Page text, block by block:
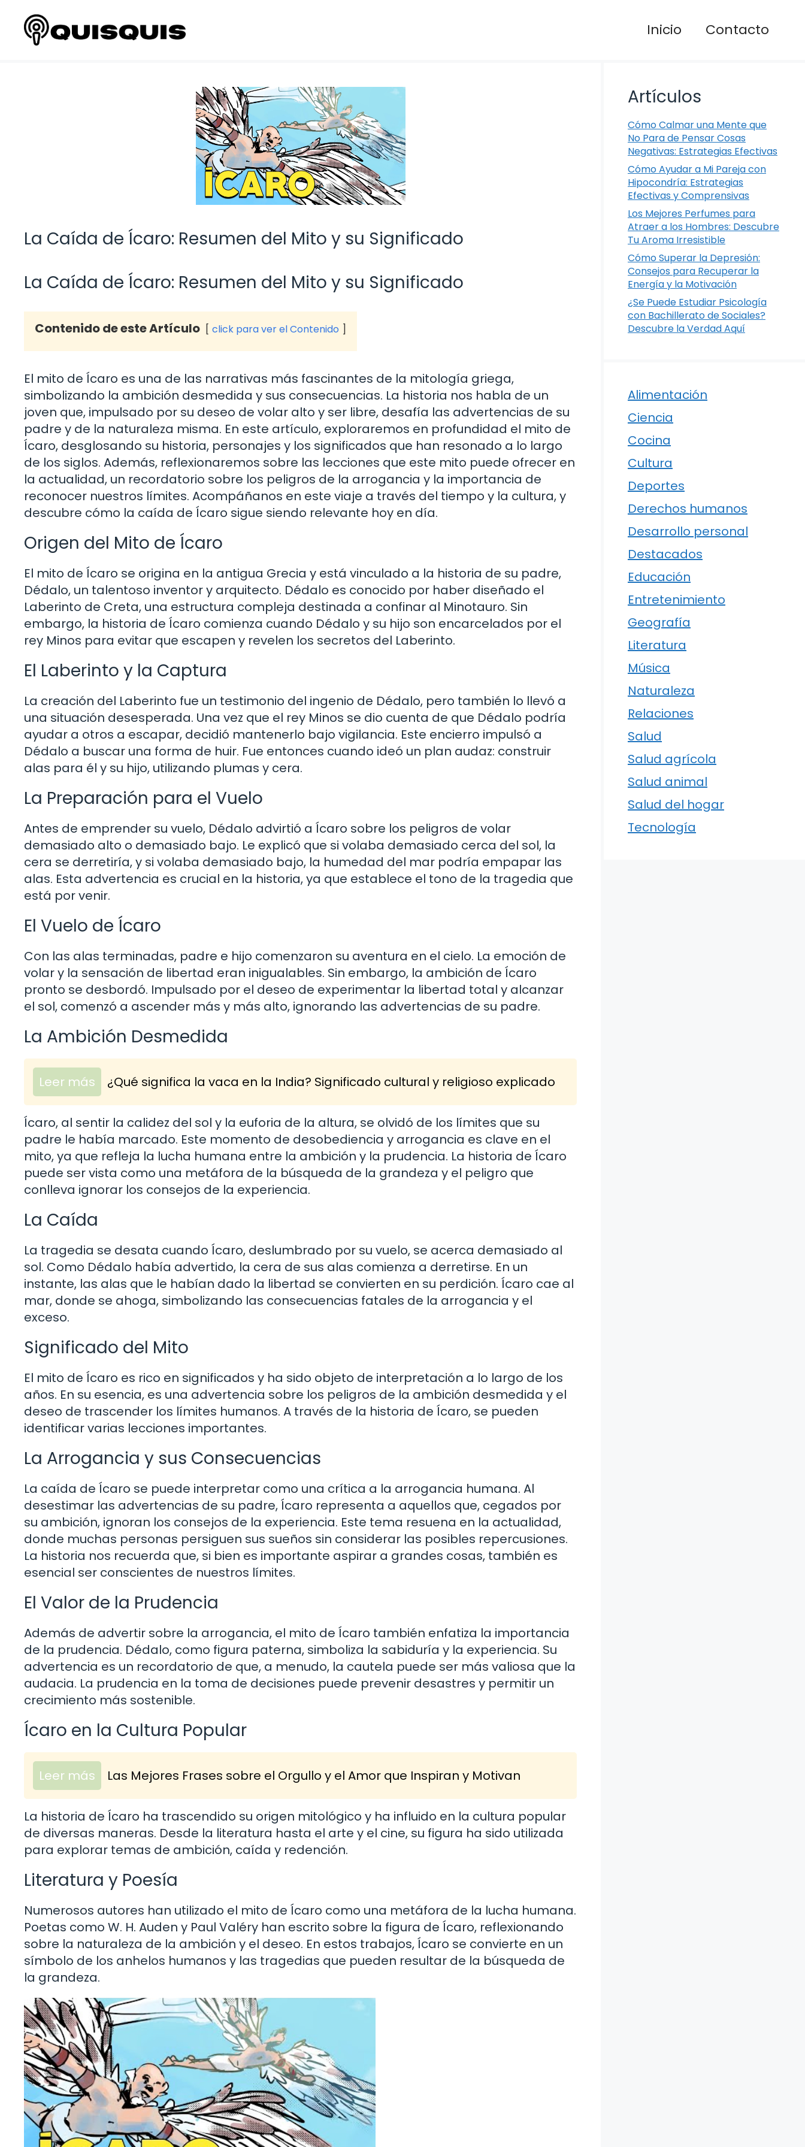
contenido
Inicio Contacto
La Caída de Ícaro: Resumen del Mito y su Significado
La Caída de Ícaro: Resumen del Mito y su Significado
Contenido de este Artículo click para ver el Contenido
El mito de Ícaro es una de las narrativas más fascinantes de la mitología griega,
simbolizando la ambición desmedida y sus consecuencias. La historia nos habla de un
joven que, impulsado por su deseo de volar alto y ser libre, desafía las advertencias de su
padre y de la naturaleza misma. En este artículo, exploraremos en profundidad el mito de
Ícaro, desglosando su historia, personajes y los significados que han resonado a lo largo
de los siglos. Además, reflexionaremos sobre las lecciones que este mito puede ofrecer en
la actualidad, un recordatorio sobre los peligros de la arrogancia y la importancia de
reconocer nuestros límites. Acompáñanos en este viaje a través del tiempo y la cultura, y
descubre cómo la caída de Ícaro sigue siendo relevante hoy en día.
Origen del Mito de Ícaro
El mito de Ícaro se origina en la antigua Grecia y está vinculado a la historia de su padre,
Dédalo, un talentoso inventor y arquitecto. Dédalo es conocido por haber diseñado el
Laberinto de Creta, una estructura compleja destinada a confinar al Minotauro. Sin
embargo, la historia de Ícaro comienza cuando Dédalo y su hijo son encarcelados por el
rey Minos para evitar que escapen y revelen los secretos del Laberinto.
El Laberinto y la Captura
La creación del Laberinto fue un testimonio del ingenio de Dédalo, pero también lo llevó a
una situación desesperada. Una vez que el rey Minos se dio cuenta de que Dédalo podría
ayudar a otros a escapar, decidió mantenerlo bajo vigilancia. Este encierro impulsó a
Dédalo a buscar una forma de huir. Fue entonces cuando ideó un plan audaz: construir
alas para él y su hijo, utilizando plumas y cera.
La Preparación para el Vuelo
Antes de emprender su vuelo, Dédalo advirtió a Ícaro sobre los peligros de volar
demasiado alto o demasiado bajo. Le explicó que si volaba demasiado cerca del sol, la
cera se derretiría, y si volaba demasiado bajo, la humedad del mar podría empapar las
alas. Esta advertencia es crucial en la historia, ya que establece el tono de la tragedia que
está por venir.
El Vuelo de Ícaro
Con las alas terminadas, padre e hijo comenzaron su aventura en el cielo. La emoción de
volar y la sensación de libertad eran inigualables. Sin embargo, la ambición de Ícaro
pronto se desbordó. Impulsado por el deseo de experimentar la libertad total y alcanzar
el sol, comenzó a ascender más y más alto, ignorando las advertencias de su padre.
La Ambición Desmedida
Leer más ¿Qué significa la vaca en la India? Significado cultural y religioso explicado
Ícaro, al sentir la calidez del sol y la euforia de la altura, se olvidó de los límites que su
padre le había marcado. Este momento de desobediencia y arrogancia es clave en el
mito, ya que refleja la lucha humana entre la ambición y la prudencia. La historia de Ícaro
puede ser vista como una metáfora de la búsqueda de la grandeza y el peligro que
conlleva ignorar los consejos de la experiencia.
La Caída
La tragedia se desata cuando Ícaro, deslumbrado por su vuelo, se acerca demasiado al
sol. Como Dédalo había advertido, la cera de sus alas comienza a derretirse. En un
instante, las alas que le habían dado la libertad se convierten en su perdición. Ícaro cae al
mar, donde se ahoga, simbolizando las consecuencias fatales de la arrogancia y el
exceso.
Significado del Mito
El mito de Ícaro es rico en significados y ha sido objeto de interpretación a lo largo de los
años. En su esencia, es una advertencia sobre los peligros de la ambición desmedida y el
deseo de trascender los límites humanos. A través de la historia de Ícaro, se pueden
identificar varias lecciones importantes.
La Arrogancia y sus Consecuencias
La caída de Ícaro se puede interpretar como una crítica a la arrogancia humana. Al
desestimar las advertencias de su padre, Ícaro representa a aquellos que, cegados por
su ambición, ignoran los consejos de la experiencia. Este tema resuena en la actualidad,
donde muchas personas persiguen sus sueños sin considerar las posibles repercusiones.
La historia nos recuerda que, si bien es importante aspirar a grandes cosas, también es
esencial ser conscientes de nuestros límites.
El Valor de la Prudencia
Además de advertir sobre la arrogancia, el mito de Ícaro también enfatiza la importancia
de la prudencia. Dédalo, como figura paterna, simboliza la sabiduría y la experiencia. Su
advertencia es un recordatorio de que, a menudo, la cautela puede ser más valiosa que la
audacia. La prudencia en la toma de decisiones puede prevenir desastres y permitir un
crecimiento más sostenible.
Ícaro en la Cultura Popular
Leer más Las Mejores Frases sobre el Orgullo y el Amor que Inspiran y Motivan
La historia de Ícaro ha trascendido su origen mitológico y ha influido en la cultura popular
de diversas maneras. Desde la literatura hasta el arte y el cine, su figura ha sido utilizada
para explorar temas de ambición, caída y redención.
Literatura y Poesía
Numerosos autores han utilizado el mito de Ícaro como una metáfora de la lucha humana.
Poetas como W. H. Auden y Paul Valéry han escrito sobre la figura de Ícaro, reflexionando
sobre la naturaleza de la ambición y el deseo. En estos trabajos, Ícaro se convierte en un
símbolo de los anhelos humanos y las tragedias que pueden resultar de la búsqueda de
la grandeza.
Artículos
Cómo Calmar una Mente que
No Para de Pensar Cosas
Negativas: Estrategias Efectivas
Cómo Ayudar a Mi Pareja con
Hipocondría: Estrategias
Efectivas y Comprensivas
Los Mejores Perfumes para
Atraer a los Hombres: Descubre
Tu Aroma Irresistible
Cómo Superar la Depresión:
Consejos para Recuperar la
Energía y la Motivación
¿Se Puede Estudiar Psicología
con Bachillerato de Sociales?
Descubre la Verdad Aquí
Alimentación
Ciencia
Cocina
Cultura
Deportes
Derechos humanos
Desarrollo personal
Destacados
Educación
Entretenimiento
Geografía
Literatura
Música
Naturaleza
Relaciones
Salud
Salud agrícola
Salud animal
Salud del hogar
Tecnología